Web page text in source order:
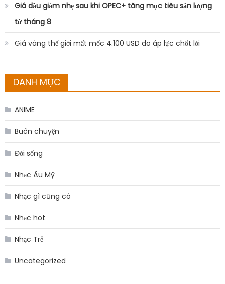
Giá dầu giảm nhẹ sau khi OPEC+ tăng mục tiêu sản lượng
từ tháng 8
Giá vàng thế giới mất mốc 4.100 USD do áp lực chốt lời
DANH MỤC
ANIME
Buôn chuyện
Đời sống
Nhạc Âu Mỹ
Nhạc gì cũng có
Nhạc hot
Nhạc Trẻ
Uncategorized